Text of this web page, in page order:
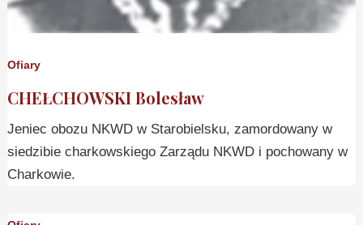
Ofiary
CHEŁCHOWSKI Bolesław
Jeniec obozu NKWD w Starobielsku, zamordowany w
siedzibie charkowskiego Zarządu NKWD i pochowany w
Charkowie.